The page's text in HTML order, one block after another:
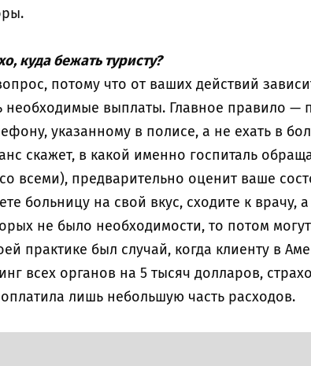
куда бежать туристу?
потому что от ваших действий
необходимые выплаты. Главное правило
указанному в полисе, а не ехать в
скажет, в какой именно госпиталь
всеми), предварительно оценит ваше
больницу на свой вкус, сходите к врачу,
не было необходимости, то потом
практике был случай, когда клиенту в
всех органов на 5 тысяч долларов,
лишь небольшую часть расходов.